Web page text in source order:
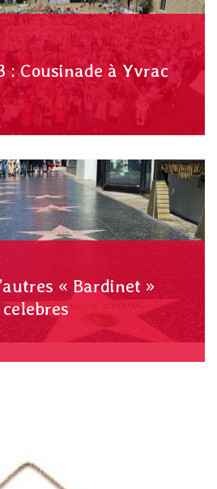
: Cousinade à Yvrac
« Bardinet »
celebres